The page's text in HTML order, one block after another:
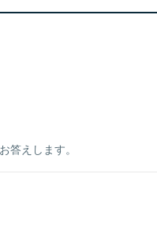
答えします。